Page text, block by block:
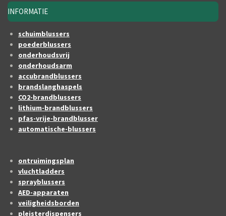
INFORMATIE
schuimblussers
poederblussers
onderhoudsvrij
onderhoudsarm
accubrandblussers
brandslanghaspels
CO2-brandblussers
lithium-brandblussers
pfas-vrije-brandblusser
automatische-blussers
ontruimingsplan
vluchtladders
sprayblussers
AED-apparaten
veiligheidsborden
pleisterdispensers